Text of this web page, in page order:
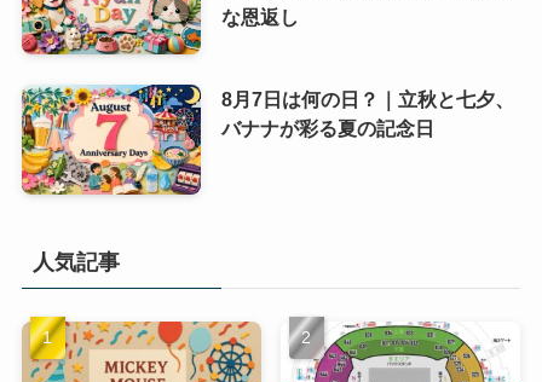
な恩返し
8月7日は何の日？｜立秋と七夕、
バナナが彩る夏の記念日
人気記事